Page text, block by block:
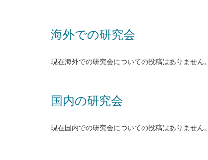
海外での研究会
現在海外での研究会についての投稿はありません。
国内の研究会
現在国内での研究会についての投稿はありません。